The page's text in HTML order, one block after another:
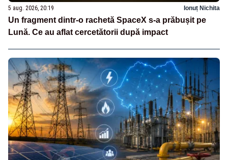
5 aug. 2026, 20:19 Ionuț Nichita
Un fragment dintr-o rachetă SpaceX s-a prăbușit pe
Lună. Ce au aflat cercetătorii după impact